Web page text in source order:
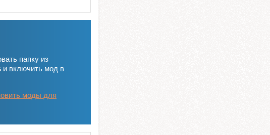
папку из
и включить мод в
моды для